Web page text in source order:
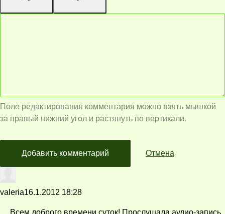
Поле редактирования комментария можно взять мышкой
за правый нижний угол и растянуть по вертикали.
Добавить комментарий Отмена
valeria16.1.2012 18:28